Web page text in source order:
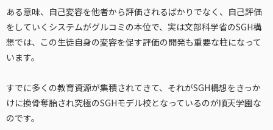
ある意味、自己変容を他者から評価されるばかりでなく、自己評価
をしていくシステムがグルコミの本位で、実は文部科学省のSGH構
想では、この生徒自身の変容を促す評価の開発も重要な柱になって
います。
すでに多くの教育資源が集積されてきて、それがSGH構想をきっか
けに換骨奪胎され究極のSGHモデル校となっているのが順天学園な
のです。